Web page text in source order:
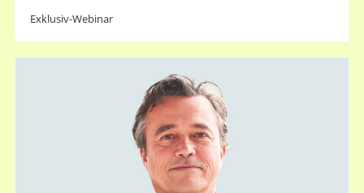
Exklusiv-Webinar